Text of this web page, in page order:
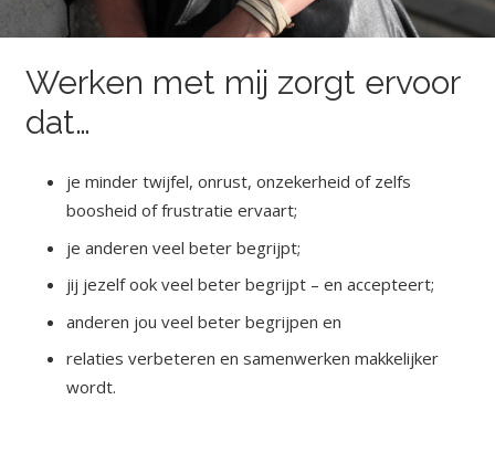
Werken met mij zorgt ervoor
dat…
je minder twijfel, onrust, onzekerheid of zelfs
boosheid of frustratie ervaart;
je anderen veel beter begrijpt;
jij jezelf ook veel beter begrijpt – en accepteert;
anderen jou veel beter begrijpen en
relaties verbeteren en samenwerken makkelijker
wordt.